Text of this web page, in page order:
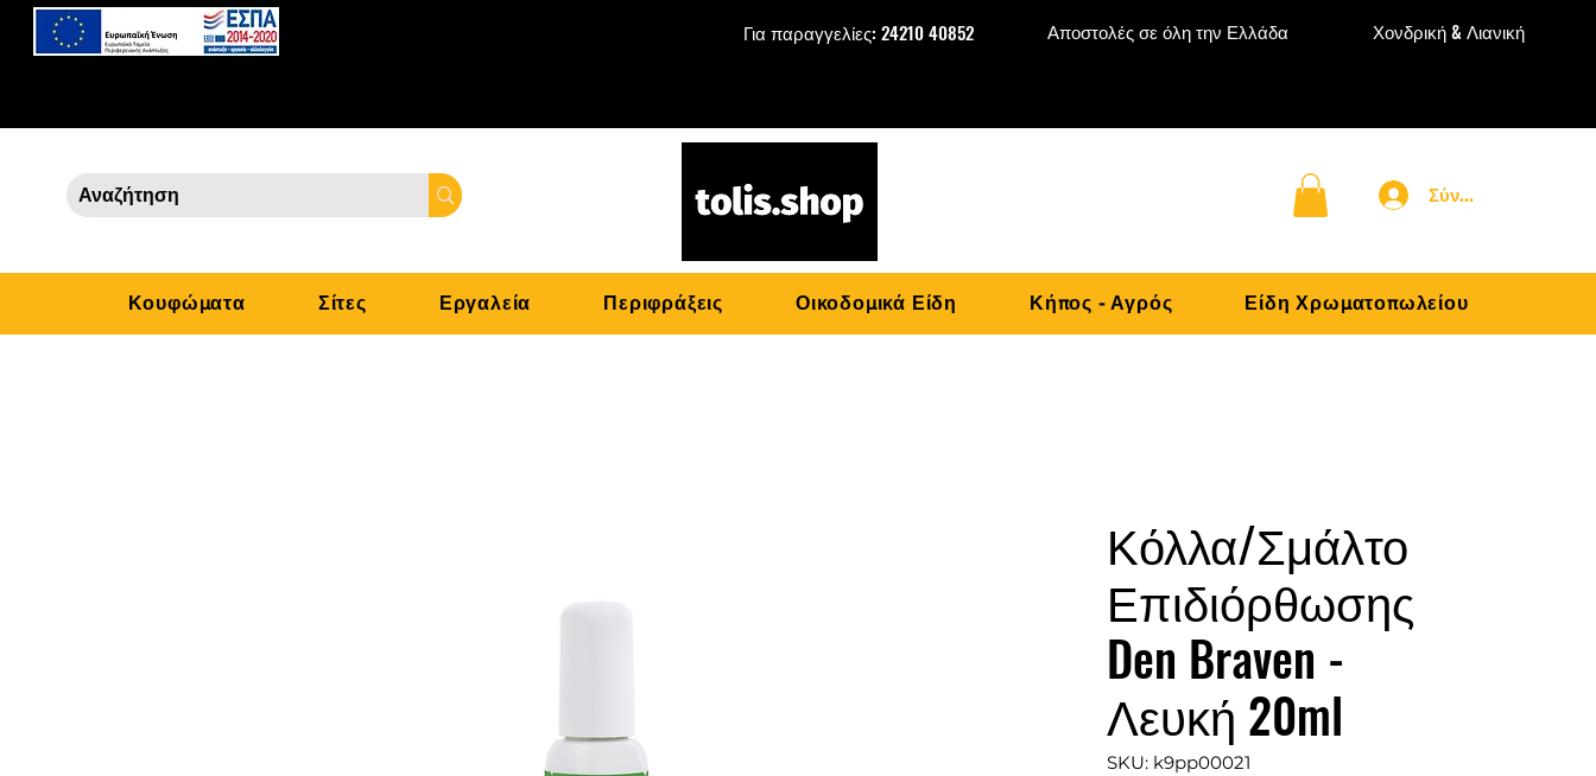
Για παραγγελίες: 24210 40852 Αποστολές σε όλη την Ελλάδα Χονδρική & Λιανική
Σύνδεση
Κουφώματα Σίτες Εργαλεία Περιφράξεις Οικοδομικά Είδη Κήπος - Αγρός Είδη Χρωματοπωλείου
Κόλλα/Σμάλτο
Επιδιόρθωσης
Den Braven -
Λευκή 20ml
SKU: k9pp00021